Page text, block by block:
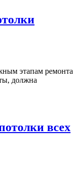
этапам ремонта
должна
всех